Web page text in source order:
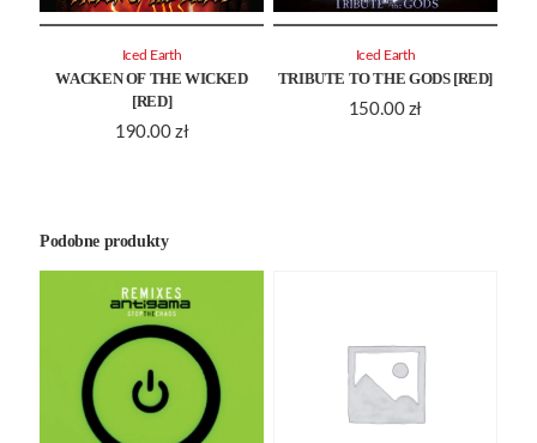
WACKEN OF THE WICKED
[RED]
190.00 zł
Iced Earth
TRIBUTE TO THE GODS [RED]
150.00 zł
Iced Earth
Podobne produkty